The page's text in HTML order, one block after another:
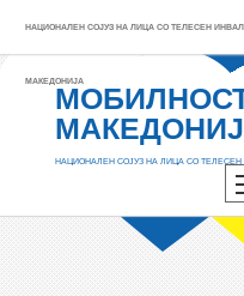
НАЦИОНАЛЕН СОЈУЗ НА ЛИЦА СО ТЕЛЕСЕН
МАКЕДОНИЈА
НАЦИОНАЛЕН СОЈУЗ НА ЛИЦА СО ТЕЛЕСЕН